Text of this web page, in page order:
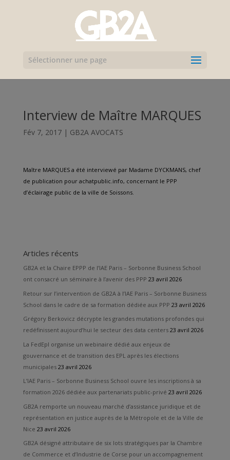
Sélectionner une page
Interview de Maître MARQUES
Fév 7, 2017| GB2A AVOCATS
Maître MARQUES a été interviewé par Madame DYCKMANS, chef
de publication pour achatpublic.info, concernant le PPP
d’éclairage public de la ville de Soissons.
Articles récents
GB2A et la Chaire EPPP de l’IAE Paris – Sorbonne Business School
ont consacré un séminaire à l’avenir des PPP 23 avril 2026
Retour sur l’intervention de GB2A à l’IAE Paris – Sorbonne Business
School dans le cadre de sa formation dédiée aux PPP 23 avril 2026
Grégory Berkovicz décrypte les grandes mutations profondes qui
redéfinissent aujourd’hui le secteur des data centers 23 avril 2026
La FedEpl organise un webinaire dédié aux enjeux de
gouvernance et de transition des EPL après les élections
municipales 23 avril 2026
L’IAE Paris – Sorbonne Business School ouvre les inscriptions à sa
formation 2026 dédiée aux partenariats public-privé 23 avril 2026
GB2A remporte un nouveau marché d’assistance juridique et de
représentation en justice auprès de la Métropole et de la Ville de
Nice 23 avril 2026
GB2A désigné attributaire de six lots stratégiques par la Chambre
de Commerce et d’Industrie de Corse pour un accompagnement